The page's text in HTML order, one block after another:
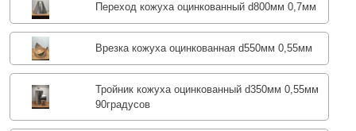
Переход кожуха оцинкованный d800мм 0,7мм
Врезка кожуха оцинкованная d550мм 0,55мм
Тройник кожуха оцинкованный d350мм 0,55мм
90градусов